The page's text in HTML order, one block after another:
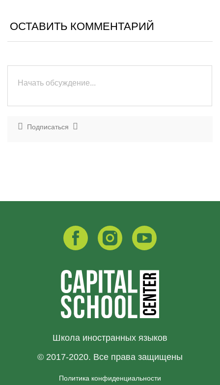
ОСТАВИТЬ КОММЕНТАРИЙ
Подписаться
Школа иностранных языков
© 2017-2020. Все права защищены
Политика конфиденциальности